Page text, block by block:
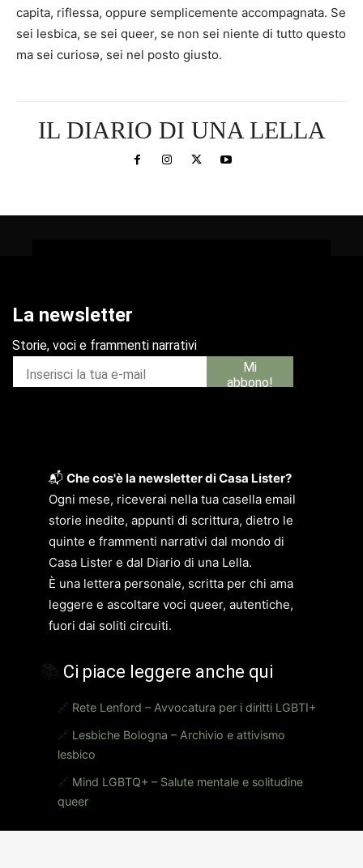
capita, riflessa, oppure semplicemente accompagnata. Se
sei lesbica, se sei queer, se non sei niente di tutto questo
ma sei curiosə, sei nel posto giusto.
IL DIARIO DI UNA LELLA
📬 Che cos'è la newsletter di Casa Lister?
Ogni mese, riceverai nella tua casella email
storie inedite, appunti di scrittura, dietro le
quinte e frammenti narrativi dal mondo di
Casa Lister e dal Diario di una Lella.
È una lettera personale, scritta per chi ama
leggere e ascoltare voci queer, autentiche,
fuori dai soliti circuiti.
Ci piace leggere anche qui
🔗 Rete Lenford – Avvocatura per i diritti LGBTI+
🔗 Lesbiche Bologna – Archivio e attivismo
lesbico
🔗 Mind LGBTQ+ – Salute mentale e solitudine
queer